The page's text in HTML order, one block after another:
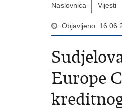
Naslovnica Vijesti
Objavljeno:
Europe